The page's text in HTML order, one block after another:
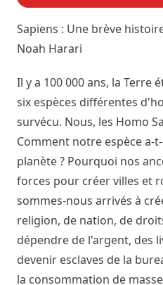
Sapiens : Une brève
Noah Harari
Il y a 100 000 ans, la Terre
six espèces différentes
survécu. Nous, les Homo
Comment notre espèce a-
planète ? Pourquoi nos
forces pour créer villes et
sommes-nous arrivés à
religion, de nation, de
dépendre de l'argent, des
devenir esclaves de la
la consommation de